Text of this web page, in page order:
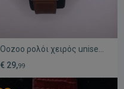
Oozoo ρολόι χειρός unisex
μεταχειρισμένο με
δερμάτινο λουράκι γκρι και
€ 29,99